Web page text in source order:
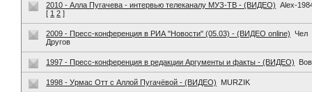
2010 - Алла Пугачева - интервью телеканалу МУЗ-ТВ - (ВИДЕО)
Alex-
[ 1 2 ]
2009 - Пресс-конференция в РИА "Новости" (05.03) - (ВИДЕО online)
Чел
Другов
1997 - Пресс-конференция в редакции Аргументы и факты - (ВИДЕО)
1998 - Урмас Отт с Аллой Пугачёвой - (ВИДЕО) MURZIK